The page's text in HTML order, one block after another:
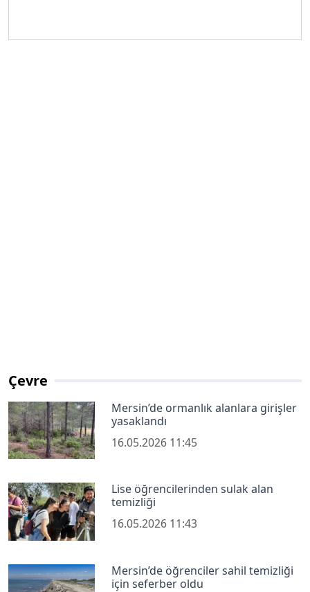
Çevre
Mersin’de ormanlık alanlara girişler
yasaklandı
16.05.2026 11:45
Lise öğrencilerinden sulak alan
temizliği
16.05.2026 11:43
Mersin’de öğrenciler sahil temizliği
için seferber oldu